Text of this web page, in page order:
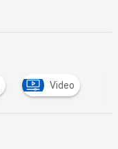
Video